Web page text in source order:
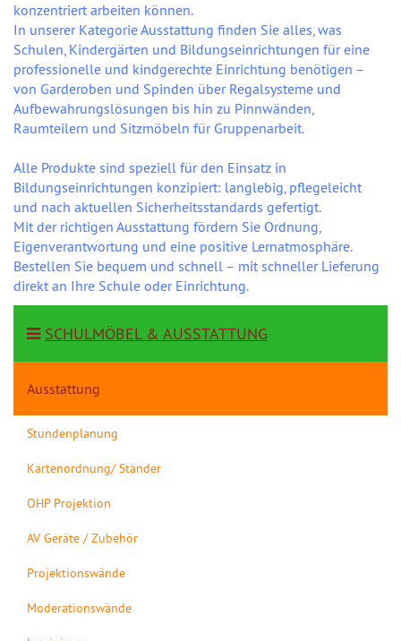
konzentriert arbeiten können.
In unserer Kategorie Ausstattung finden Sie alles, was
Schulen, Kindergärten und Bildungseinrichtungen für eine
professionelle und kindgerechte Einrichtung benötigen –
von Garderoben und Spinden über Regalsysteme und
Aufbewahrungslösungen bis hin zu Pinnwänden,
Raumteilern und Sitzmöbeln für Gruppenarbeit.
Alle Produkte sind speziell für den Einsatz in
Bildungseinrichtungen konzipiert: langlebig, pflegeleicht
und nach aktuellen Sicherheitsstandards gefertigt.
Mit der richtigen Ausstattung fördern Sie Ordnung,
Eigenverantwortung und eine positive Lernatmosphäre.
Bestellen Sie bequem und schnell – mit schneller Lieferung
direkt an Ihre Schule oder Einrichtung.
SCHULMÖBEL & AUSSTATTUNG
Ausstattung
Stundenplanung
Kartenordnung/ Ständer
OHP Projektion
AV Geräte / Zubehör
Projektionswände
Moderationswände